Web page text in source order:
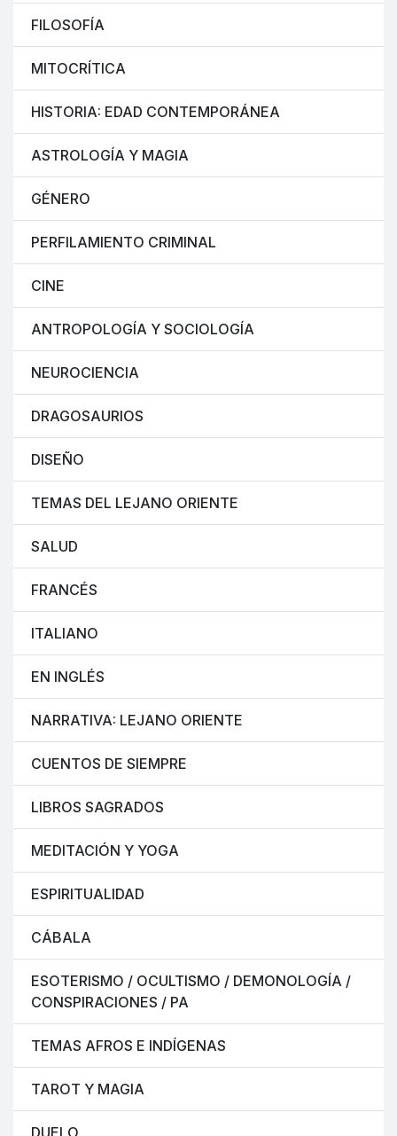
FILOSOFÍA
MITOCRÍTICA
HISTORIA: EDAD CONTEMPORÁNEA
ASTROLOGÍA Y MAGIA
GÉNERO
PERFILAMIENTO CRIMINAL
CINE
ANTROPOLOGÍA Y SOCIOLOGÍA
NEUROCIENCIA
DRAGOSAURIOS
DISEÑO
TEMAS DEL LEJANO ORIENTE
SALUD
FRANCÉS
ITALIANO
EN INGLÉS
NARRATIVA: LEJANO ORIENTE
CUENTOS DE SIEMPRE
LIBROS SAGRADOS
MEDITACIÓN Y YOGA
ESPIRITUALIDAD
CÁBALA
ESOTERISMO / OCULTISMO / DEMONOLOGÍA /
CONSPIRACIONES / PA
TEMAS AFROS E INDÍGENAS
TAROT Y MAGIA